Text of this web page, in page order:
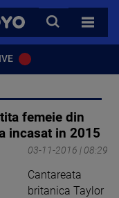
CAUTA
TOATE
femeie din
incasat in 2015
03-11-2016 | 08:29
Cantareata
britanica Taylor